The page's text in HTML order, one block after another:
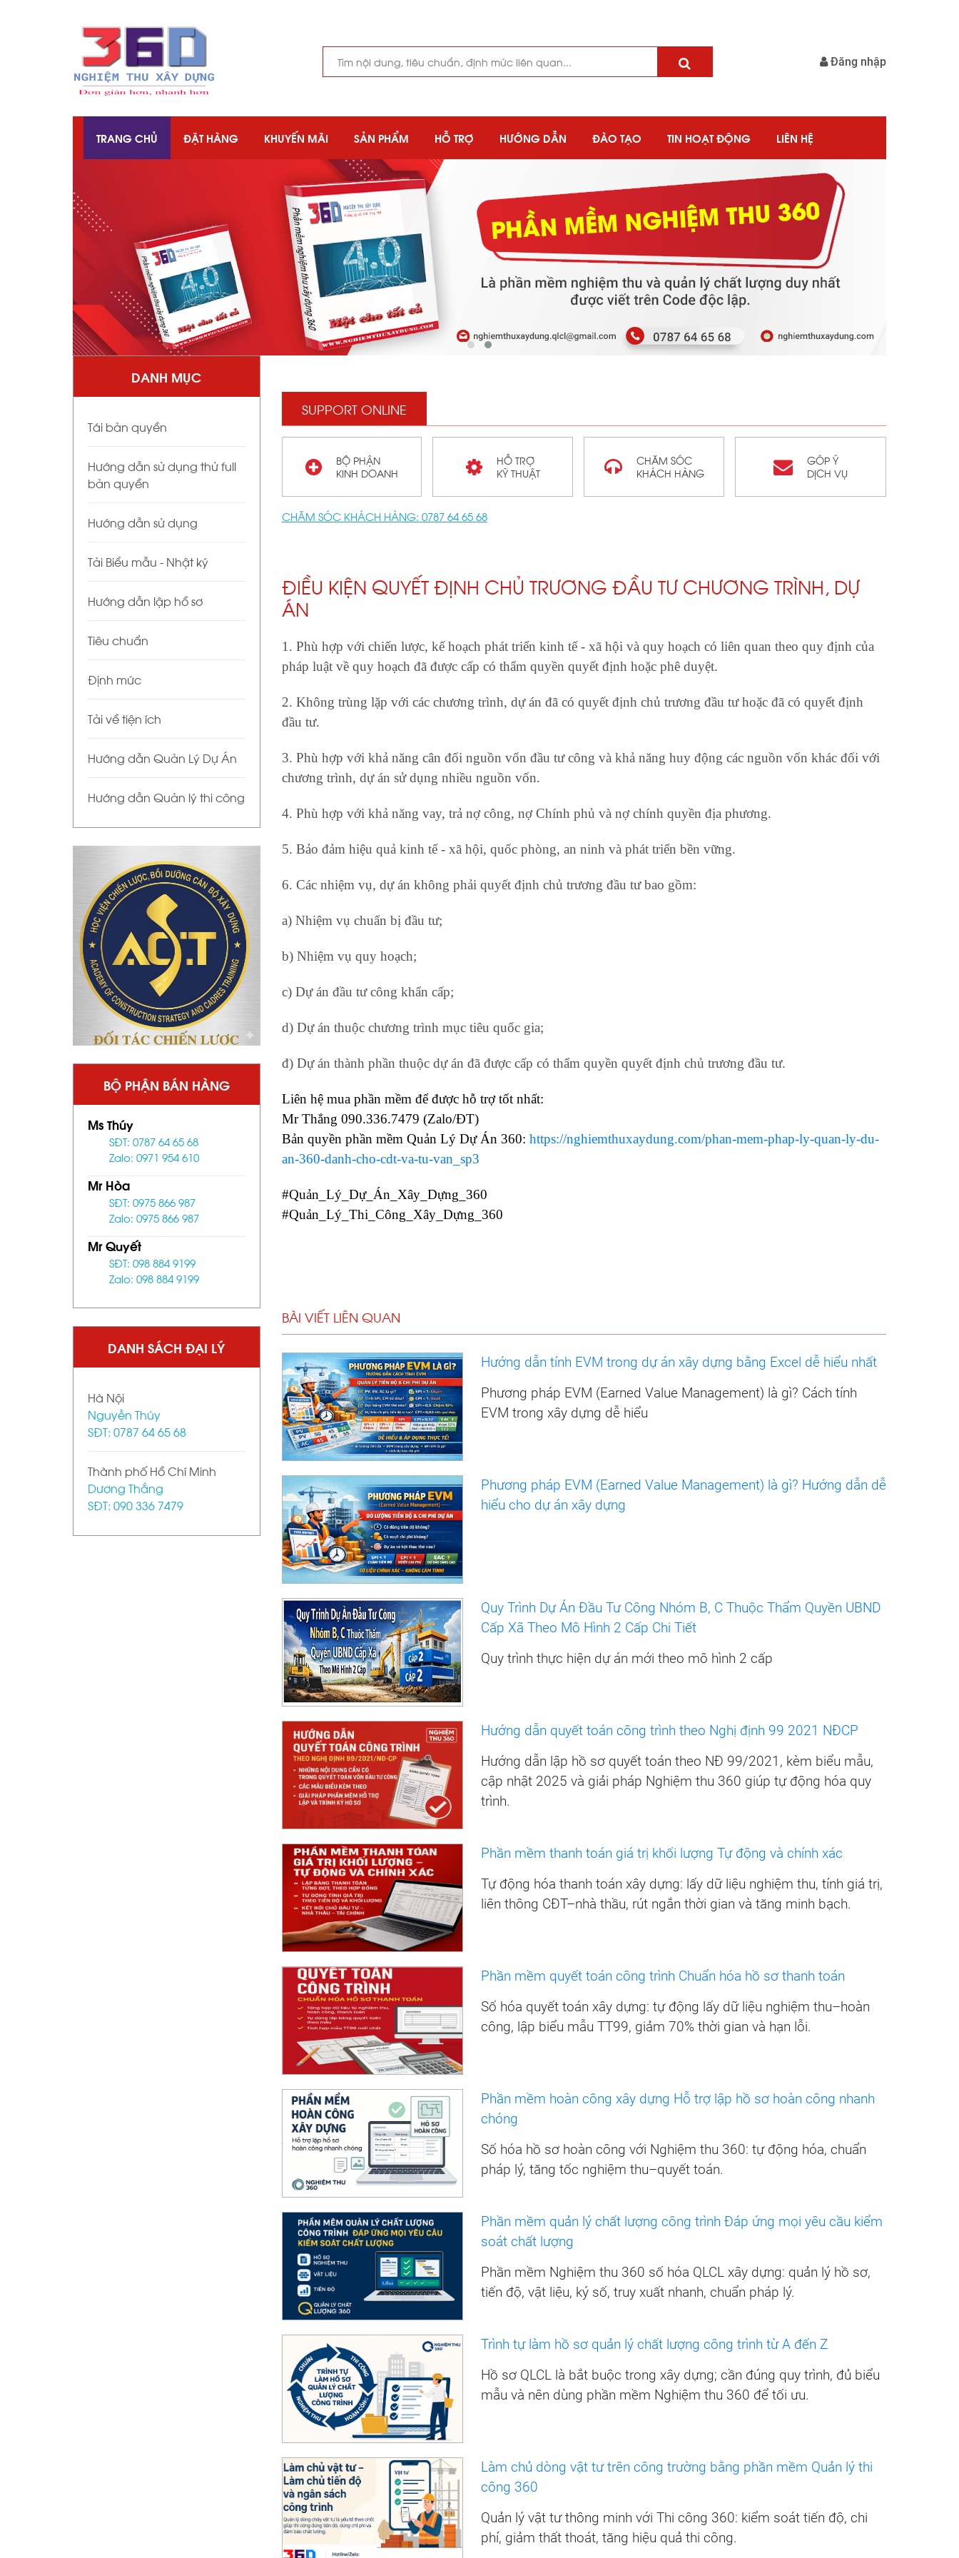
Đăng nhập
TRANG CHỦ ĐẶT HÀNG KHUYẾN MÃI SẢN PHẨM HỖ TRỢ HƯỚNG DẪN ĐÀO TẠO TIN HOẠT ĐỘNG LIÊN HỆ
DANH MỤC
Tái bản quyền
Hướng dẫn sử dụng thử full
bản quyền
Hướng dẫn sử dụng
Tải Biểu mẫu - Nhật ký
Hướng dẫn lập hồ sơ
Tiêu chuẩn
Định mức
Tải về tiện ích
Hướng dẫn Quản Lý Dự Án
Hướng dẫn Quản lý thi công
BỘ PHẬN BÁN HÀNG
Ms Thúy
SĐT: 0787 64 65 68
Zalo: 0971 954 610
Mr Hòa
SĐT: 0975 866 987
Zalo: 0975 866 987
Mr Quyết
SĐT: 098 884 9199
Zalo: 098 884 9199
DANH SÁCH ĐẠI LÝ
Hà Nội
Nguyễn Thúy
SĐT: 0787 64 65 68
Thành phố Hồ Chí Minh
Dương Thắng
SĐT: 090 336 7479
SUPPORT ONLINE
BỘ PHẬN
KINH DOANH
HỖ TRỢ
KỸ THUẬT
CHĂM SÓC
KHÁCH HÀNG
GÓP Ý
DỊCH VỤ
CHĂM SÓC KHÁCH HÀNG: 0787 64 65 68
ĐIỀU KIỆN QUYẾT ĐỊNH CHỦ TRƯƠNG ĐẦU TƯ CHƯƠNG TRÌNH, DỰ
ÁN
1. Phù hợp với chiến lược, kế hoạch phát triển kinh tế - xã hội và quy hoạch có liên quan theo quy định của
pháp luật về quy hoạch đã được cấp có thẩm quyền quyết định hoặc phê duyệt.
2. Không trùng lặp với các chương trình, dự án đã có quyết định chủ trương đầu tư hoặc đã có quyết định
đầu tư.
3. Phù hợp với khả năng cân đối nguồn vốn đầu tư công và khả năng huy động các nguồn vốn khác đối với
chương trình, dự án sử dụng nhiều nguồn vốn.
4. Phù hợp với khả năng vay, trả nợ công, nợ Chính phủ và nợ chính quyền địa phương.
5. Bảo đảm hiệu quả kinh tế - xã hội, quốc phòng, an ninh và phát triển bền vững.
6. Các nhiệm vụ, dự án không phải quyết định chủ trương đầu tư bao gồm:
a) Nhiệm vụ chuẩn bị đầu tư;
b) Nhiệm vụ quy hoạch;
c) Dự án đầu tư công khẩn cấp;
d) Dự án thuộc chương trình mục tiêu quốc gia;
đ) Dự án thành phần thuộc dự án đã được cấp có thẩm quyền quyết định chủ trương đầu tư.
Liên hệ mua phần mềm để được hỗ trợ tốt nhất:
Mr Thắng 090.336.7479 (Zalo/ĐT)
Bản quyền phần mềm Quản Lý Dự Án 360: https://nghiemthuxaydung.com/phan-mem-phap-ly-quan-ly-du-
an-360-danh-cho-cdt-va-tu-van_sp3
#Quản_Lý_Dự_Án_Xây_Dựng_360
#Quản_Lý_Thi_Công_Xây_Dựng_360
BÀI VIẾT LIÊN QUAN
Value Management) là gì? Cách tính
Value Management) là gì? Hướng dẫn dễ
Hướng dẫn tính EVM trong dự án xây dựng bằng Excel dễ hiểu nhất
Phương pháp EVM (Earned Value Management) là gì? Cách tính
EVM trong xây dựng dễ hiểu
Phương pháp EVM (Earned Value Management) là gì? Hướng dẫn dễ
hiểu cho dự án xây dựng
Quy Trình Dự Án Đầu Tư Công Nhóm B, C Thuộc Thẩm Quyền UBND
Cấp Xã Theo Mô Hình 2 Cấp Chi Tiết
Quy trình thực hiện dự án mới theo mô hình 2 cấp
Hướng dẫn quyết toán công trình theo Nghị định 99 2021 NĐCP
Hướng dẫn lập hồ sơ quyết toán theo NĐ 99/2021, kèm biểu mẫu,
cập nhật 2025 và giải pháp Nghiệm thu 360 giúp tự động hóa quy
trình.
Phần mềm thanh toán giá trị khối lượng Tự động và chính xác
Tự động hóa thanh toán xây dựng: lấy dữ liệu nghiệm thu, tính giá trị,
liên thông CĐT–nhà thầu, rút ngắn thời gian và tăng minh bạch.
Phần mềm quyết toán công trình Chuẩn hóa hồ sơ thanh toán
Số hóa quyết toán xây dựng: tự động lấy dữ liệu nghiệm thu–hoàn
công, lập biểu mẫu TT99, giảm 70% thời gian và hạn lỗi.
Phần mềm hoàn công xây dựng Hỗ trợ lập hồ sơ hoàn công nhanh
chóng
Số hóa hồ sơ hoàn công với Nghiệm thu 360: tự động hóa, chuẩn
pháp lý, tăng tốc nghiệm thu–quyết toán.
Phần mềm quản lý chất lượng công trình Đáp ứng mọi yêu cầu kiểm
soát chất lượng
Phần mềm Nghiệm thu 360 số hóa QLCL xây dựng: quản lý hồ sơ,
tiến độ, vật liệu, ký số, truy xuất nhanh, chuẩn pháp lý.
Trình tự làm hồ sơ quản lý chất lượng công trình từ A đến Z
Hồ sơ QLCL là bắt buộc trong xây dựng; cần đúng quy trình, đủ biểu
mẫu và nên dùng phần mềm Nghiệm thu 360 để tối ưu.
Làm chủ dòng vật tư trên công trường bằng phần mềm Quản lý thi
công 360
Quản lý vật tư thông minh với Thi công 360: kiểm soát tiến độ, chi
phí, giảm thất thoát, tăng hiệu quả thi công.